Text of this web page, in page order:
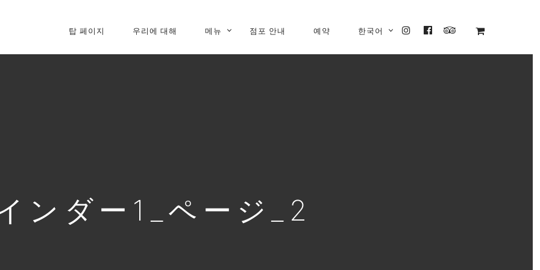
PRIMARY
NAVIGATION
탑 페이지 우리에 대해 메뉴 점포 안내 예약 한국어
INSTAGRAM
FACEBOOK
TRIPADVISOR
ンダー1_ページ_2